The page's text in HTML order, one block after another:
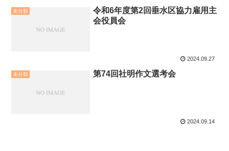
未分類
令和6年度第2回垂水区協力雇用主
会役員会
2024.09.27
未分類 第74回社明作文選考会
2024.09.14